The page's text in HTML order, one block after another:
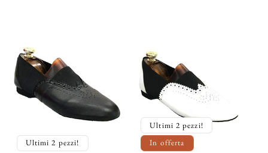
Ultimi 2 pezzi!
Ultimi 2 pezzi!
In offerta